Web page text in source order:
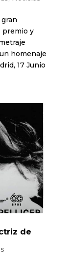
premio y
homenaje
17 Junio
de